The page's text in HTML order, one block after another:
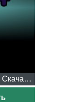
Картинка №10 - Член экипажа, среди нас один предатель [2000x1270]. Скачали 194 раза.